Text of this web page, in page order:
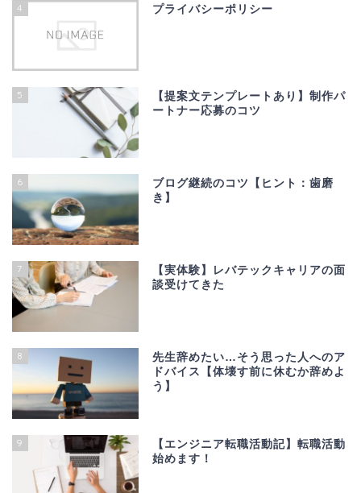
4 プライバシーポリシー
5
【提案文テンプレートあり】制作パ
ートナー応募のコツ
6
ブログ継続のコツ【ヒント：歯磨
き】
7
【実体験】レバテックキャリアの面
談受けてきた
8
先生辞めたい…そう思った人へのア
ドバイス【体壊す前に休むか辞めよ
う】
9
【エンジニア転職活動記】転職活動
始めます！